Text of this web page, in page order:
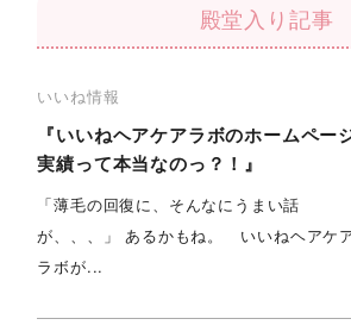
殿堂入り記事
いいね情報
『いいねヘアケアラボのホームペー
実績って本当なのっ？！』
「薄毛の回復に、そんなにうまい話
が、、、」 あるかもね。 いいねヘアケ
ラボが...